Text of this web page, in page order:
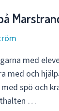
med
med och
med spö och
…